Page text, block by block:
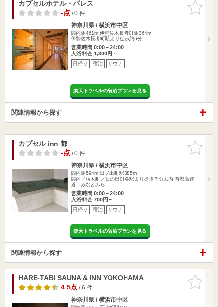
お気に入
りに追加
カプセルホテル・パレス
-点/ 0 件
神奈川県 / 横浜市中区
関内駅461m 伊勢佐木長者町駅364m
伊勢佐木長者町駅より徒歩約6分
営業時間 0:00～24:00
入浴料金 1,300円～
日帰り 宿泊 サウナ
楽天トラベルの宿泊プランを見る
関連情報から探す
お気に入
りに追加
カプセル inn 都
-点/ 0 件
神奈川県 / 横浜市中区
関内駅594m 日ノ出町駅385m
関内／桜木町／日の出町各駅より徒歩７分以内 首都高速
道：みなとみら…
営業時間 0:00～24:00
入浴料金 700円～
日帰り 宿泊 サウナ
楽天トラベルの宿泊プランを見る
関連情報から探す
お気に入
りに追加
HARE-TABI SAUNA & INN YOKOHAMA
4.5点/ 6 件
神奈川県 / 横浜市中区